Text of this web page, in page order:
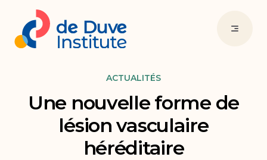
ACTUALITÉS
Une nouvelle forme de
lésion vasculaire
héréditaire